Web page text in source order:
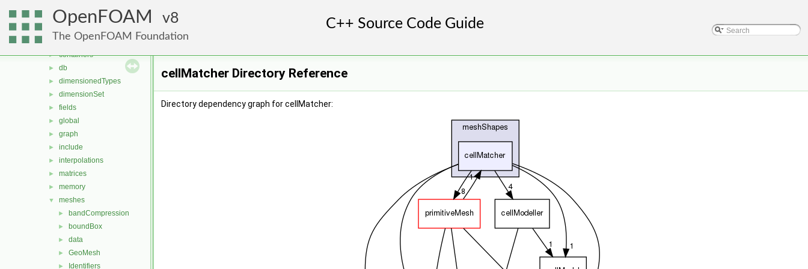
OpenFOAM 8
The OpenFOAM Foundation
ODE
▼ OpenFOAM
algorithms
► containers
► db
► dimensionedTypes
► dimensionSet
► fields
► global
► graph
► include
► interpolations
► matrices
► memory
▼ meshes
► bandCompression
► boundBox
► data
► GeoMesh
► Identifiers
cellMatcher Directory Reference
Directory dependency graph for cellMatcher: